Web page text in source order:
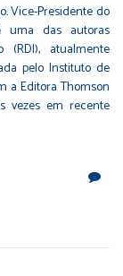
Vice-Presidente do
uma das autoras
(RDI), atualmente
pelo Instituto de
a Editora Thomson
vezes em recente